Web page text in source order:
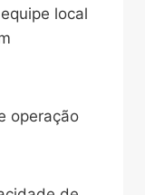
local
operação